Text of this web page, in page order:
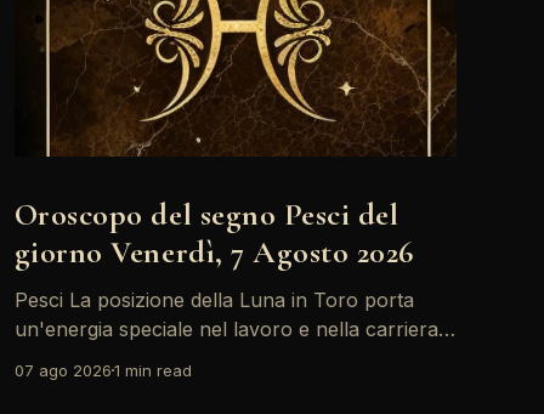
Oroscopo del segno Pesci del
giorno Venerdì, 7 Agosto 2026
Pesci La posizione della Luna in Toro porta
un'energia speciale nel lavoro e nella carriera.
Coeli, ci sono buone opportunità per brillare e
07 ago 20261 min read